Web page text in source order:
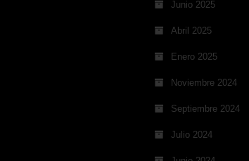
Junio 2025
Abril 2025
Enero 2025
Noviembre 2024
Septiembre 2024
Julio 2024